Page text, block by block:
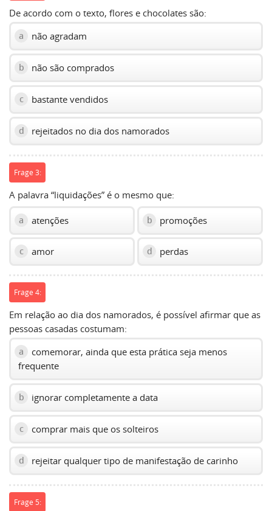
De acordo com o texto, flores e chocolates são:
a não agradam
b não são comprados
c bastante vendidos
d rejeitados no dia dos namorados
Frage 3:
A palavra “liquidações” é o mesmo que:
a atenções b promoções
c amor d perdas
Frage 4:
Em relação ao dia dos namorados, é possível afirmar que as
pessoas casadas costumam:
a
comemorar, ainda que esta prática seja menos
frequente
b ignorar completamente a data
c comprar mais que os solteiros
d rejeitar qualquer tipo de manifestação de carinho
Frage 5: